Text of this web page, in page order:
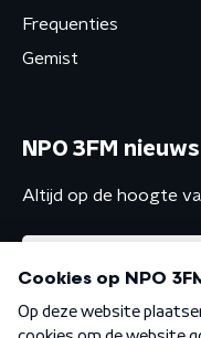
Frequenties
Gemist
NPO 3FM
Altijd op de hoogte